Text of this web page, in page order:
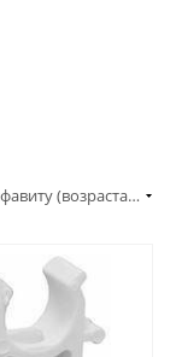
По алфавиту (возрастание)